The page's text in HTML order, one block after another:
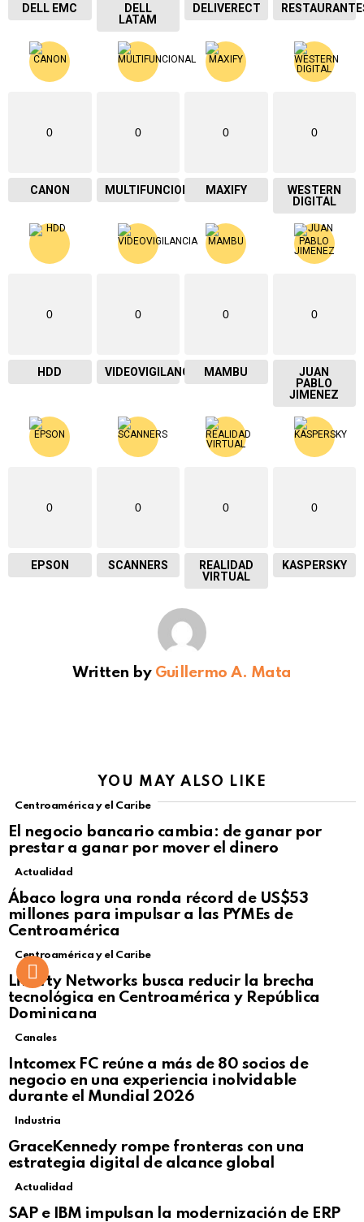
DELL EMC
DELL
LATAM
DELIVERECT
0
CANON
0
MULTIFUNCIONAL
0
MAXIFY
0
WESTERN
DIGITAL
0
HDD
0
VIDEOVIGILANCIA
0
MAMBU
0
JUAN
PABLO
JIMENEZ
0
EPSON
0
SCANNERS
0
REALIDAD
VIRTUAL
0
KASPERSKY
Written by Guillermo A. Mata
YOU MAY ALSO LIKE
Centroamérica y el Caribe
El negocio bancario cambia: de ganar por
prestar a ganar por mover el dinero
Not Safe For Work
Click to view this post
Actualidad
Ábaco logra una ronda récord de US$53
millones para impulsar a las PYMEs de
Centroamérica
Centroamérica y el Caribe
Liberty Networks busca reducir la brecha
tecnológica en Centroamérica y República
Dominicana
Canales
Intcomex FC reúne a más de 80 socios de
negocio en una experiencia inolvidable
durante el Mundial 2026
Industria
GraceKennedy rompe fronteras con una
estrategia digital de alcance global
Not Safe For Work
Click to view this post
Actualidad
SAP e IBM impulsan la modernización de ERP